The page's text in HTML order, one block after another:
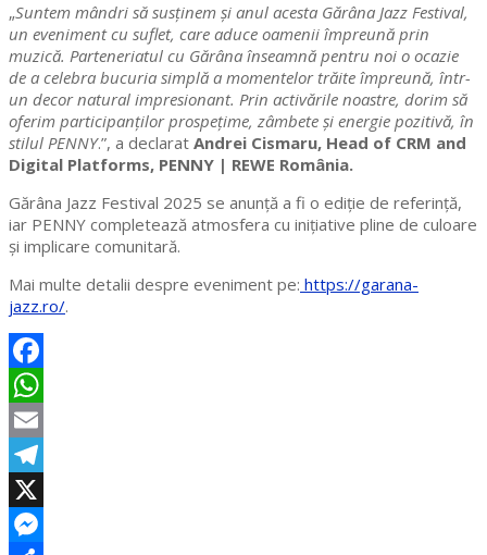
„Suntem mândri să susținem și anul acesta Gărâna Jazz Festival,
un eveniment cu suflet, care aduce oamenii împreună prin
muzică. Parteneriatul cu Gărâna înseamnă pentru noi o ocazie
de a celebra bucuria simplă a momentelor trăite împreună, într-
un decor natural impresionant. Prin activările noastre, dorim să
oferim participanților prospețime, zâmbete și energie pozitivă, în
stilul PENNY.”, a declarat Andrei Cismaru, Head of CRM and
Digital Platforms, PENNY | REWE România.
Gărâna Jazz Festival 2025 se anunță a fi o ediție de referință,
iar PENNY completează atmosfera cu inițiative pline de culoare
și implicare comunitară.
Mai multe detalii despre eveniment pe: https://garana-
jazz.ro/.
Facebook
WhatsApp
Email
Telegram
X